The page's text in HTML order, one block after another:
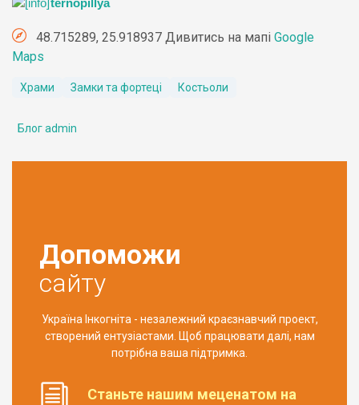
ternopillya
48.715289, 25.918937 Дивитись на мапі Google
Maps
Храми Замки та фортеці Костьоли
Блог admin
Допоможи
сайту
Україна Інкогніта - незалежний краєзнавчий проект,
створений ентузіастами. Щоб працювати далі, нам
потрібна ваша підтримка.
Станьте нашим меценатом на